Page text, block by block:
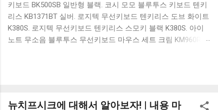
키보드 BK500SB 일반형 블랙. 코시 모모 블루투스 키보드 텐키
리스 KB1371BT 실버. 로지텍 무선키보드 텐키리스 도브 화이트
K380S. 로지텍 무선키보드 텐키리스 스모키 블랙 K380S. 아이
노트 무소음 블루투스 무선키보드 마우스 세트 크림 KM960RB
뉴치프시크에 대해서 알아보자! | 내용 마